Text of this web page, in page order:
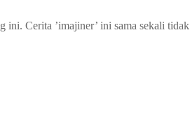
ini. Cerita ’imajiner’ ini sama sekali tidak